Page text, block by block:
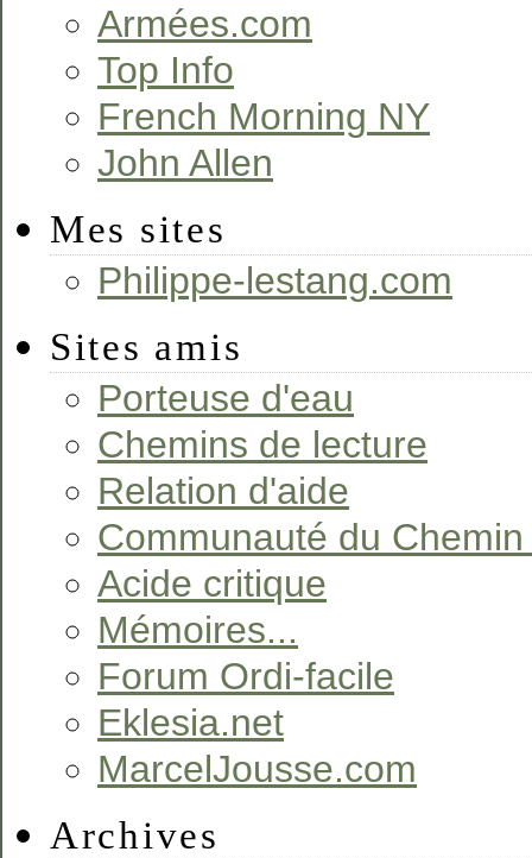
Armées.com
Top Info
French Morning NY
John Allen
Mes sites
Philippe-lestang.com
Sites amis
Porteuse d'eau
Chemins de lecture
Relation d'aide
Communauté du
Acide critique
Mémoires...
Forum Ordi-facile
Eklesia.net
MarcelJousse.com
Archives